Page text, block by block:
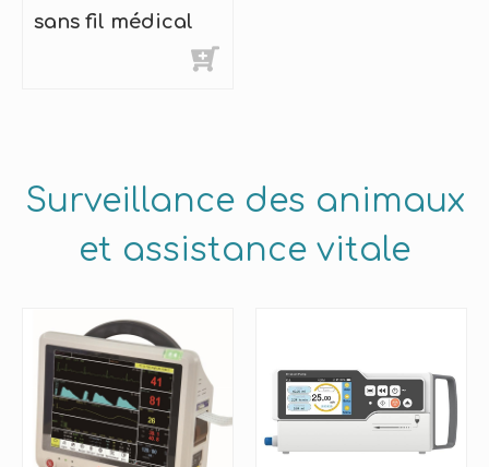
sans fil médical
Surveillance des animaux
et assistance vitale